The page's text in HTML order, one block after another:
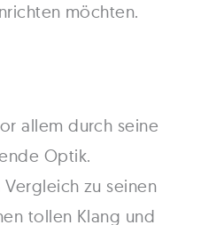
möchten.
allem durch seine
Optik.
zu seinen
tollen Klang und